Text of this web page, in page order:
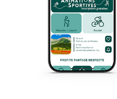
12.9km 1100m
La Ferrière
Animaux en laisse
Arrêt de transport en commun à
Itinéraires d'accès refuge Non
Vue lac Vue